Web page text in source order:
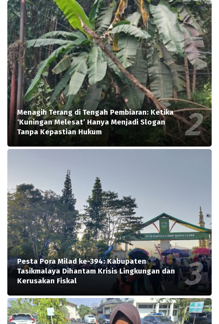
Menagih Terang di Tengah Pembiaran: Ketika
‘Kuningan Melesat’ Hanya Menjadi Slogan
Tanpa Kepastian Hukum
Pesta Pora Milad ke-394: Kabupaten
Tasikmalaya Dihantam Krisis Lingkungan dan
Kerusakan Fiskal